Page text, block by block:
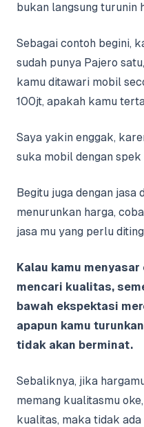
bukan langsung turunin
Sebagai contoh begini,
sudah punya Pajero
kamu ditawari mobil
100jt, apakah kamu
Saya yakin enggak,
suka mobil dengan
Begitu juga dengan jasa
menurunkan harga,
jasa mu yang perlu
Kalau kamu
mencari kualitas,
bawah ekspektasi
apapun kamu
tidak akan berminat.
Sebaliknya, jika
memang kualitasmu
kualitas, maka tidak